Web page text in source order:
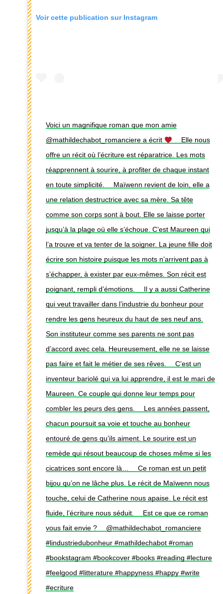
Voir cette publication sur Instagram
Voici un magnifique roman que mon amie
@mathildechabot_romanciere a écrit
⠀ Elle nous
offre un récit où l’écriture est réparatrice. Les mots
réapprennent à sourire, à profiter de chaque instant
en toute simplicité. ⠀ Maïwenn revient de loin, elle a
une relation destructrice avec sa mère. Sa tête
comme son corps sont à bout. Elle se laisse porter
jusqu’à la plage où elle s’échoue. C’est Maureen qui
l’a trouve et va tenter de la soigner. La jeune fille doit
écrire son histoire puisque les mots n’arrivent pas à
s’échapper, à exister par eux-mêmes. Son récit est
poignant, rempli d’émotions. ⠀ Il y a aussi Catherine
qui veut travailler dans l’industrie du bonheur pour
rendre les gens heureux du haut de ses neuf ans.
Son instituteur comme ses parents ne sont pas
d’accord avec cela. Heureusement, elle ne se laisse
pas faire et fait le métier de ses rêves. ⠀ C’est un
inventeur bariolé qui va lui apprendre, il est le mari de
Maureen. Ce couple qui donne leur temps pour
combler les peurs des gens. ⠀ Les années passent,
chacun poursuit sa voie et touche au bonheur
entouré de gens qu’ils aiment. Le sourire est un
remède qui résout beaucoup de choses même si les
cicatrices sont encore là… ⠀ Ce roman est un petit
bijou qu’on ne lâche plus. Le récit de Maïwenn nous
touche, celui de Catherine nous apaise. Le récit est
fluide, l’écriture nous séduit. ⠀ Est ce que ce roman
vous fait envie ? ⠀ @mathildechabot_romanciere
#lindustriedubonheur #mathildechabot #roman
#bookstagram #bookcover #books #reading #lecture
#feelgood #litterature #happyness #happy #write
#ecriture